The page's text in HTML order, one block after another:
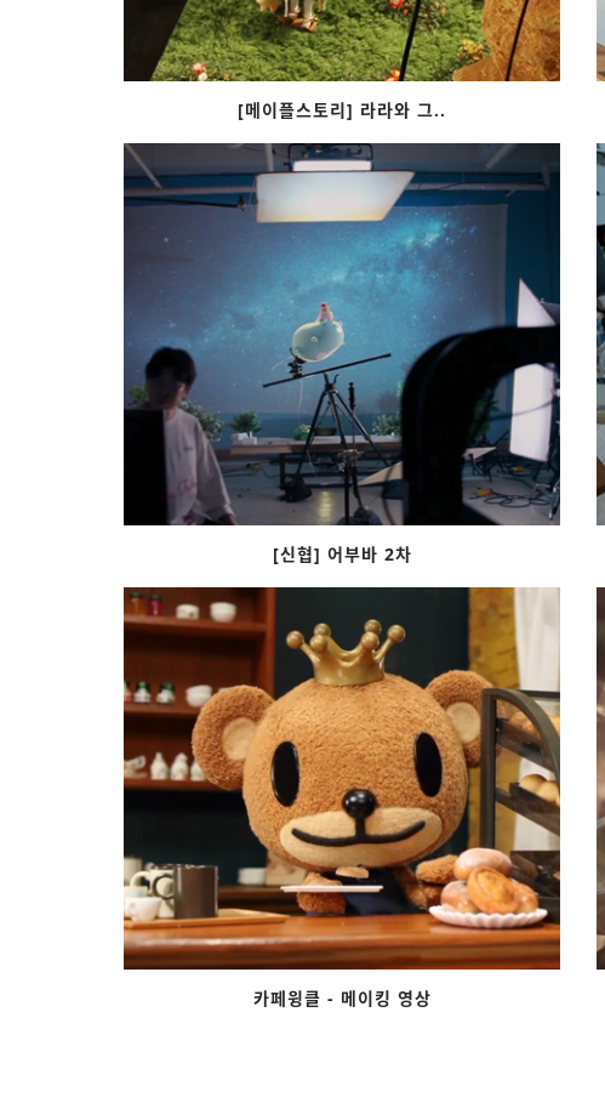
[메이플스토리] 라라와 그..
[신협] 어부바 2차
카페윙클 - 메이킹 영상